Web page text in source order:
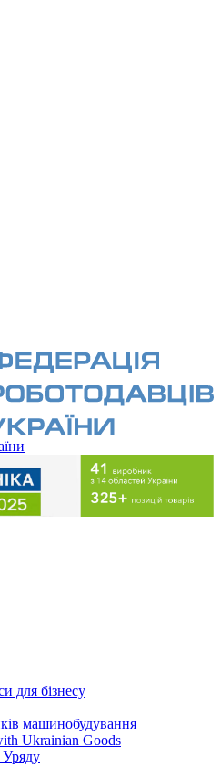
для бізнесу
машинобудування
Ukrainian Goods
Уряду